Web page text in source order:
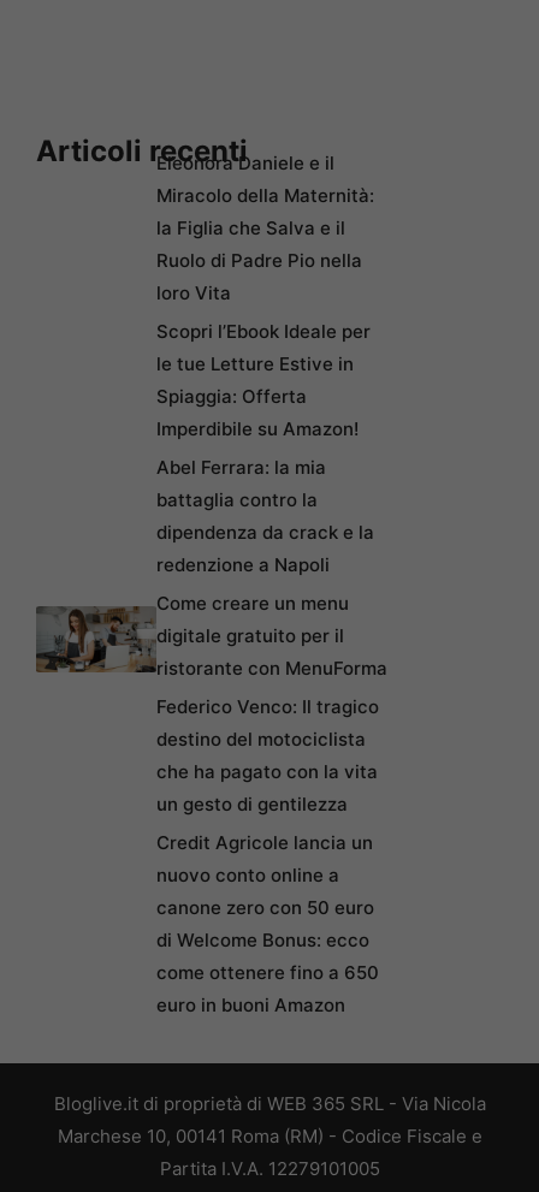
Articoli recentiEleonora Daniele e il
Miracolo della Maternità:
la Figlia che Salva e il
Ruolo di Padre Pio nella
loro Vita
Scopri l’Ebook Ideale per
le tue Letture Estive in
Spiaggia: Offerta
Imperdibile su Amazon!
Abel Ferrara: la mia
battaglia contro la
dipendenza da crack e la
redenzione a Napoli
Come creare un menu
digitale gratuito per il
ristorante con MenuForma
Federico Venco: Il tragico
destino del motociclista
che ha pagato con la vita
un gesto di gentilezza
Credit Agricole lancia un
nuovo conto online a
canone zero con 50 euro
di Welcome Bonus: ecco
come ottenere fino a 650
euro in buoni Amazon
Bloglive.it di proprietà di WEB 365 SRL - Via Nicola
Marchese 10, 00141 Roma (RM) - Codice Fiscale e
Partita I.V.A. 12279101005